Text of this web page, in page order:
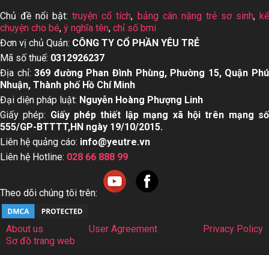
Chủ đề nổi bật:truyện cổ tích, bảng cân nặng trẻ sơ sinh,kể
chuyện cho bé, ý nghĩa tên, chỉ số bmi
Đơn vị chủ Quản: CÔNG TY CỔ PHẦN YÊU TRẺ
Mã số thuế: 0312926237
Địa chỉ:369 đường Phan Đình Phùng, Phường 15, Quận Phú
Nhuận, Thành phố Hồ Chí Minh
Đại diện pháp luật: Nguyễn Hoàng Phượng Linh
Giấy phép: Giấy phép thiết lập mạng xã hội trên mạng số
555/GP-BTTTT,HN ngày 19/10/2015.
Liên hệ quảng cáo: info@yeutre.vn
Liên hệ Hotline: 028 66 888 99
Theo dõi chúng tôi trên:
About us User Agreement
Privacy Policy
Sơ đồ trang web